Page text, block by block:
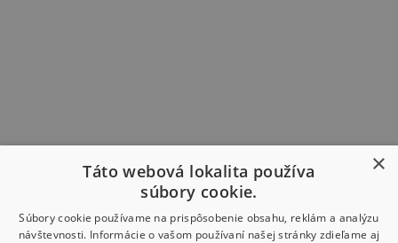
×
Táto webová lokalita používa
súbory cookie.
Súbory cookie používame na prispôsobenie obsahu, reklám a analýzu
návštevnosti. Informácie o vašom používaní našej stránky zdieľame aj